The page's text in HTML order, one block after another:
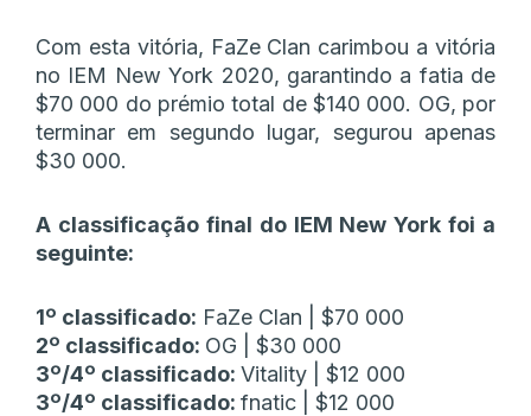
Com esta vitória, FaZe Clan carimbou a vitória
no IEM New York 2020, garantindo a fatia de
$70 000 do prémio total de $140 000. OG, por
terminar em segundo lugar, segurou apenas
$30 000.
A classificação final do IEM New York foi a
seguinte:
1º classificado: FaZe Clan | $70 000
2º classificado: OG | $30 000
3º/4º classificado: Vitality | $12 000
3º/4º classificado: fnatic | $12 000